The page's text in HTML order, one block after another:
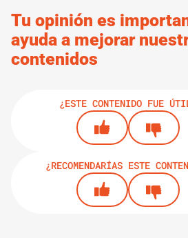
8. GUÍAS 1 MINUTO
Cómo lidiar con el tiempo
digital
GUÍAS 1 MINUTO
Coordinación del activismo
3 MINUTOS
Template presentación de
Tu opinión es
ayuda a mejorar
contenidos
¿ESTE CONTENIDO FUE
¿RECOMENDARÍAS ESTE